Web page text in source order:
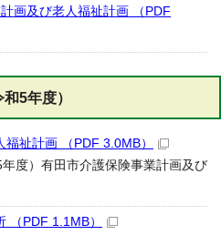
画及び老人福祉計画 （PDF
5年度）
祉計画 （PDF 3.0MB）
度）有田市介護保険事業計画及び
（PDF 1.1MB）